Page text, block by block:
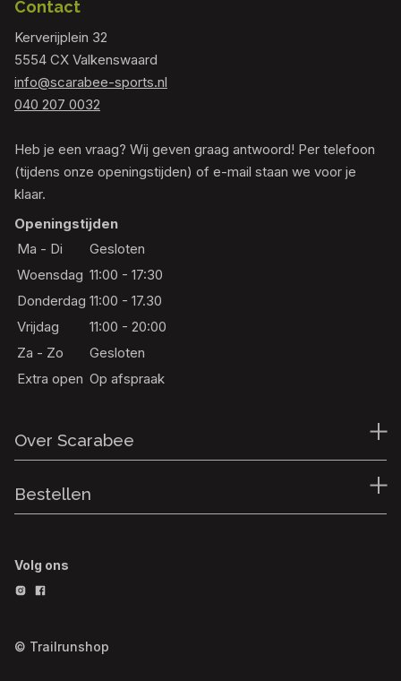
Contact
Kerverijplein 32
5554 CX Valkenswaard
info@scarabee-sports.nl
040 207 0032
Heb je een vraag? Wij geven graag antwoord! Per telefoon
(tijdens onze openingstijden) of e-mail staan we voor je
klaar.
Openingstijden
Ma - Di
Gesloten
Woensdag 11:00 - 17:30
Donderdag 11:00 - 17.30
Vrijdag
11:00 - 20:00
Za - Zo
Gesloten
Extra open Op afspraak
Over Scarabee
Bestellen
Volg ons
© Trailrunshop